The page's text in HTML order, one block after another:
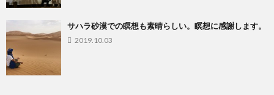
サハラ砂漠での瞑想も素晴らしい。瞑想に感謝します。
2019.10.03